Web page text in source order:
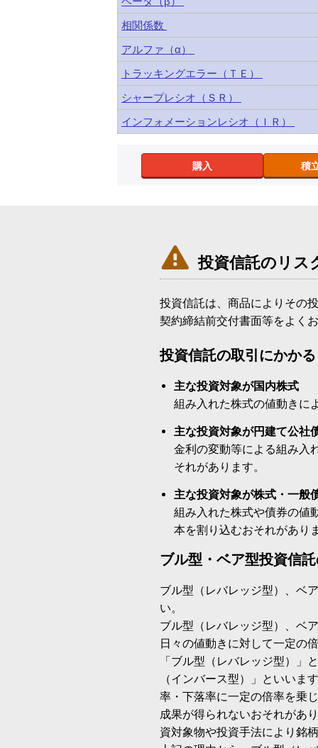
相関係数
アルファ（α）
トラッキングエラー（ＴＥ）
シャープレシオ（ＳＲ）
インフォメーションレシオ（ＩＲ）
購入 積
 投資信託のリス
投資信託は、商品によりその
契約締結前交付書面等をよく
投資信託の取引にかか
主な投資対象が国内株式
組み入れた株式の値動きに
主な投資対象が円建て公社
金利の変動等による組み入
それがあります。
主な投資対象が株式・一般
組み入れた株式や債券の値
本を割り込むおそれがあり
ブル型・ベア型投資信
ブル型（レバレッジ型）、ベ
い。
ブル型（レバレッジ型）、ベ
日々の値動きに対して一定の
「ブル型（レバレッジ型）」
（インバース型）」といいま
率・下落率に一定の倍率を乗
成果が得られないおそれがあ
資対象物や投資手法により銘